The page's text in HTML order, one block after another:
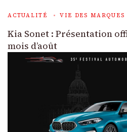
ACTUALITÉ VIE DES MARQUES
Kia Sonet : Présentation
mois d’août